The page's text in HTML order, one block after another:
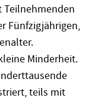
Teilnehmenden
Fünfzigjährigen,
Minderheit.
teils mit